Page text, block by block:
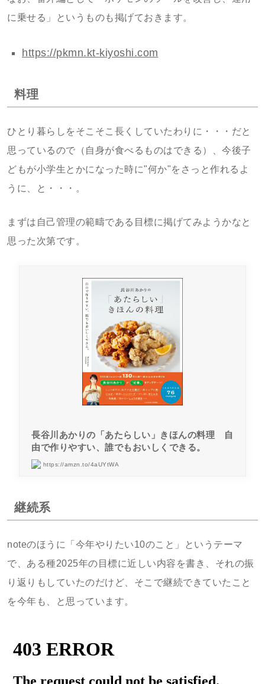
に乗せる」というものも掲げておきます。
https://pkmn.kt-kiyoshi.com
料理
ひとり暮らしをそこそこ長くしていたわりに・・・だと
思っているので（自身が食べるものはできる）、今後子
どもが小学生とかになった時に"何か"をさっと作れるよ
うに、と・・・。
まずは自己管理の範疇である目標に掲げてみようかなと
思った次第です。
長谷川あかりの「あたらしい」きほんの料理 自
由で作りやすい、誰でもおいしくできる。
https://amzn.to/4aUYtWA
継続系
noteのほうに「今年やりたい10のこと」というテーマ
で、ある種2025年の目標に近しい内容を書き、それの振
り返りもしていたのだけど、そこで継続できていたこと
を今年も、と思っています。